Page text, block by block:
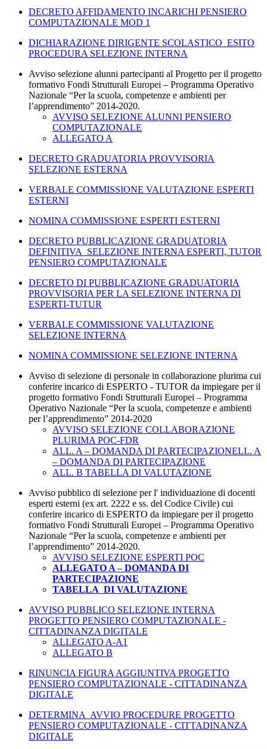
DECRETO AFFIDAMENTO INCARICHI PENSIERO
COMPUTAZIONALE MOD 1
DICHIARAZIONE DIRIGENTE SCOLASTICO ESITO
PROCEDURA SELEZIONE INTERNA
Avviso selezione alunni partecipanti al Progetto per il progetto
formativo Fondi Strutturali Europei – Programma Operativo
Nazionale “Per la scuola, competenze e ambienti per
l’apprendimento” 2014-2020.
AVVISO SELEZIONE ALUNNI PENSIERO
COMPUTAZIONALE
ALLEGATO A
DECRETO GRADUATORIA PROVVISORIA
SELEZIONE ESTERNA
VERBALE COMMISSIONE VALUTAZIONE ESPERTI
ESTERNI
NOMINA COMMISSIONE ESPERTI ESTERNI
DECRETO PUBBLICAZIONE GRADUATORIA
DEFINITIVA
SELEZIONE INTERNA ESPERTI, TUTOR
PENSIERO COMPUTAZIONALE
DECRETO DI PUBBLICAZIONE GRADUATORIA
PROVVISORIA PER LA SELEZIONE INTERNA DI
ESPERTI-TUTUR
VERBALE COMMISSIONE VALUTAZIONE
SELEZIONE INTERNA
NOMINA COMMISSIONE SELEZIONE INTERNA
Avviso di selezione di personale in collaborazione plurima cui
conferire incarico di ESPERTO - TUTOR da impiegare per il
progetto formativo Fondi Strutturali Europei – Programma
Operativo Nazionale “Per la scuola, competenze e ambienti
per l’apprendimento” 2014-2020
AVVISO SELEZIONE COLLABORAZIONE
PLURIMA POC-FDR
ALL. A – DOMANDA DI PARTECIPAZIONELL. A
– DOMANDA DI PARTECIPAZIONE
ALL. B TABELLA DI VALUTAZIONE
Avviso pubblico di selezione per l' individuazione di docenti
esperti esterni (ex art. 2222 e ss. del Codice Civile) cui
conferire incarico di ESPERTO da impiegare per il progetto
formativo Fondi Strutturali Europei – Programma Operativo
Nazionale “Per la scuola, competenze e ambienti per
l’apprendimento” 2014-2020.
AVVISO SELEZIONE ESPERTI POC
ALLEGATO A – DOMANDA DI
PARTECIPAZIONE
TABELLA DI VALUTAZIONE
AVVISO PUBBLICO SELEZIONE INTERNA
PROGETTO PENSIERO COMPUTAZIONALE -
CITTADINANZA DIGITALE
ALLEGATO A-A1
ALLEGATO B
RINUNCIA FIGURA AGGIUNTIVA PROGETTO
PENSIERO COMPUTAZIONALE - CITTADINANZA
DIGITALE
DETERMINA AVVIO PROCEDURE PROGETTO
PENSIERO COMPUTAZIONALE - CITTADINANZA
DIGITALE